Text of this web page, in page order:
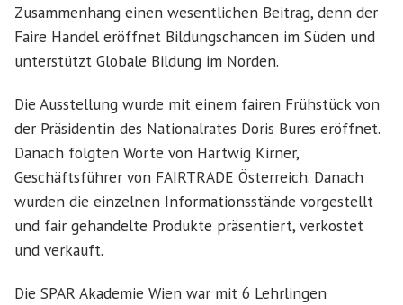
Zusammenhang einen wesentlichen Beitrag, denn der
Faire Handel eröffnet Bildungschancen im Süden und
unterstützt Globale Bildung im Norden.
Die Ausstellung wurde mit einem fairen Frühstück von
der Präsidentin des Nationalrates Doris Bures eröffnet.
Danach folgten Worte von Hartwig Kirner,
Geschäftsführer von FAIRTRADE Österreich. Danach
wurden die einzelnen Informationsstände vorgestellt
und fair gehandelte Produkte präsentiert, verkostet
und verkauft.
Die SPAR Akademie Wien war mit 6 Lehrlingen